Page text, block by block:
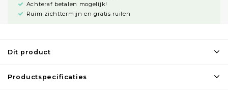
Achteraf betalen mogelijk!
Ruim zichttermijn en gratis ruilen
Dit product
Productspecificaties